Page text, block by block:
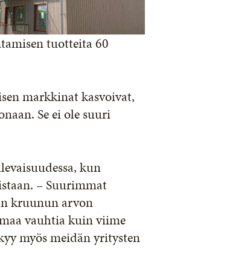
tuotteita 60
markkinat kasvoivat,
Se ei ole suuri
kun
– Suurimmat
kruunun arvon
vauhtia kuin viime
myös meidän yritysten